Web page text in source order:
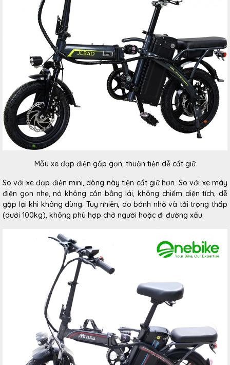
Mẫu xe đạp điện gấp gọn, thuận tiện dễ cất giữ
So với xe đạp điện mini, dòng này tiện cất giữ hơn. So với xe máy
điện gọn nhẹ, nó không cần bằng lái, không chiếm diện tích, dễ
gập lại khi không dùng. Tuy nhiên, do bánh nhỏ và tải trọng thấp
(dưới 100kg), không phù hợp chở người hoặc đi đường xấu.